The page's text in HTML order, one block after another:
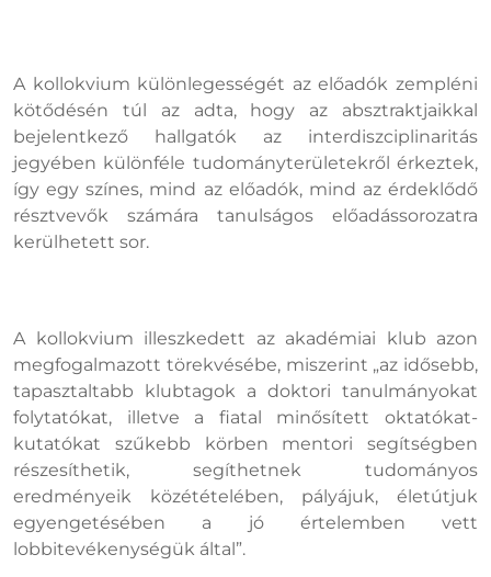
A kollokvium különlegességét az előadók zempléni
kötődésén túl az adta, hogy az absztraktjaikkal
bejelentkező hallgatók az interdiszciplinaritás
jegyében különféle tudományterületekről érkeztek,
így egy színes, mind az előadók, mind az érdeklődő
résztvevők számára tanulságos előadássorozatra
kerülhetett sor.
A kollokvium illeszkedett az akadémiai klub azon
megfogalmazott törekvésébe, miszerint „az idősebb,
tapasztaltabb klubtagok a doktori tanulmányokat
folytatókat, illetve a fiatal minősített oktatókat-
kutatókat szűkebb körben mentori segítségben
részesíthetik, segíthetnek tudományos
eredményeik közétételében, pályájuk, életútjuk
egyengetésében a jó értelemben vett
lobbitevékenységük által”.